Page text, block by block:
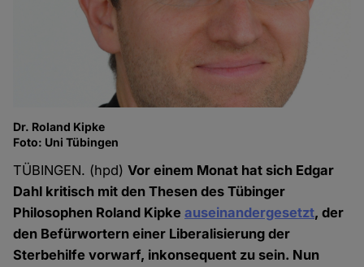
Dr. Roland Kipke
Foto: Uni Tübingen
TÜBINGEN. (hpd)Vor einem Monat hat sich Edgar
Dahl kritisch mit den Thesen des Tübinger
Philosophen Roland Kipkeauseinandergesetzt, der
den Befürwortern einer Liberalisierung der
Sterbehilfe vorwarf, inkonsequent zu sein. Nun